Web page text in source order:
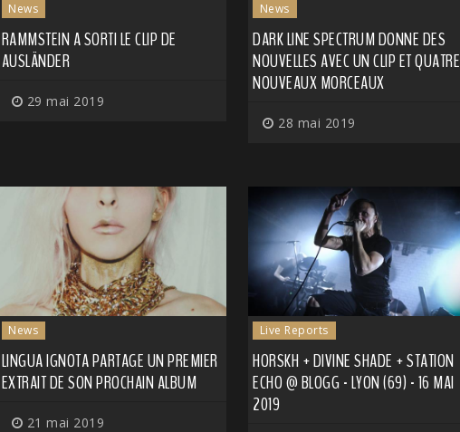
News
RAMMSTEIN A SORTI LE CLIP DE
AUSLÄNDER
29 mai 2019
News
DARK LINE SPECTRUM DONNE DES
NOUVELLES AVEC UN CLIP ET QUATRE
NOUVEAUX MORCEAUX
28 mai 2019
News
LINGUA IGNOTA PARTAGE UN PREMIER
EXTRAIT DE SON PROCHAIN ALBUM
21 mai 2019
Live Reports
HORSKH + DIVINE SHADE + STATION
ECHO @ BLOGG - LYON (69) - 16 MAI
2019